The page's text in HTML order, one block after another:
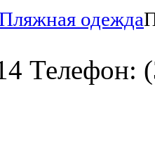
одежда
Телефон: